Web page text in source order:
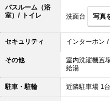
バスルーム（浴
室）/ トイレ
洗面台 写真
セキュリティ インターホン
その他
室内洗濯機置
給湯
駐車・駐輪 近隣駐車場 1